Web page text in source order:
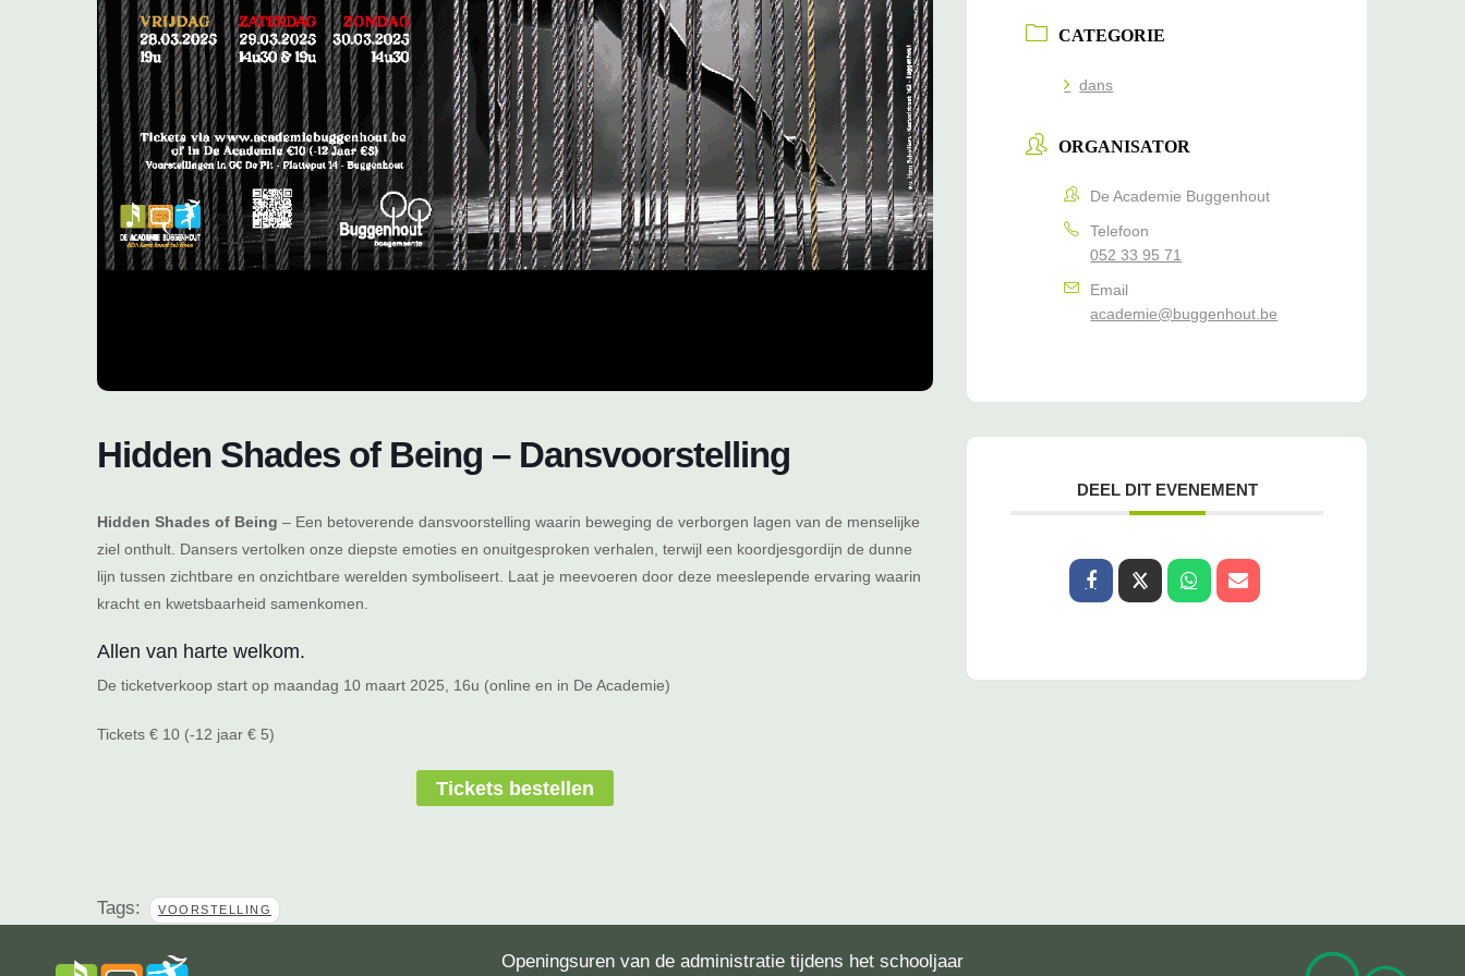
Hidden Shades of Being – Dansvoorstelling
Hidden Shades of Being – Een betoverende dansvoorstelling waarin beweging de verborgen lagen van de menselijke
ziel onthult. Dansers vertolken onze diepste emoties en onuitgesproken verhalen, terwijl een koordjesgordijn de dunne
lijn tussen zichtbare en onzichtbare werelden symboliseert. Laat je meevoeren door deze meeslepende ervaring waarin
kracht en kwetsbaarheid samenkomen.
Allen van harte welkom.
De ticketverkoop start op maandag 10 maart 2025, 16u (online en in De Academie)
Tickets € 10 (-12 jaar € 5)
Tickets bestellen
Tags: VOORSTELLING
CATEGORIE
dans
ORGANISATOR
De Academie Buggenhout
Telefoon
052 33 95 71
Email
academie@buggenhout.be
DEEL DIT EVENEMENT
Openingsuren van de administratie tijdens het schooljaar